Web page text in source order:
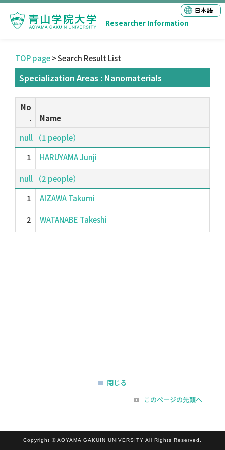
Researcher Information
日本語
TOP page> Search Result List
Specialization Areas : Nanomaterials
No
.
Name
null （1 people）
1
HARUYAMA Junji
null （2 people）
1
AIZAWA Takumi
2 WATANABE Takeshi
閉じる
このページの先頭へ
Copyright © AOYAMA GAKUIN UNIVERSITY All Rights Reserved.